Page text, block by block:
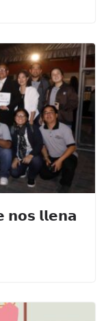
𝗻𝗼𝘀 𝗹𝗹𝗲𝗻𝗮